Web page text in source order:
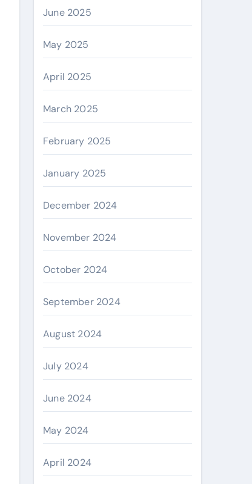
June 2025
May 2025
April 2025
March 2025
February 2025
January 2025
December 2024
November 2024
October 2024
September 2024
August 2024
July 2024
June 2024
May 2024
April 2024